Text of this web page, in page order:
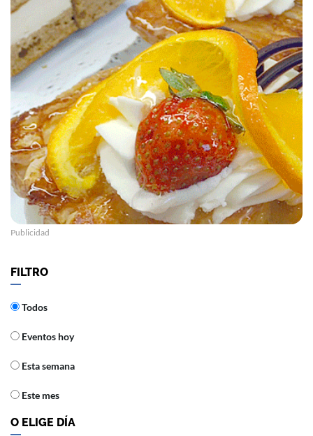
Publicidad
FILTRO
Todos
Eventos hoy
Esta semana
Este mes
O ELIGE DÍA